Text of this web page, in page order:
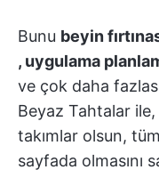
Bunu beyin
, uygulama
ve çok daha
Beyaz Tahtalar
takımlar olsun,
sayfada olmasını